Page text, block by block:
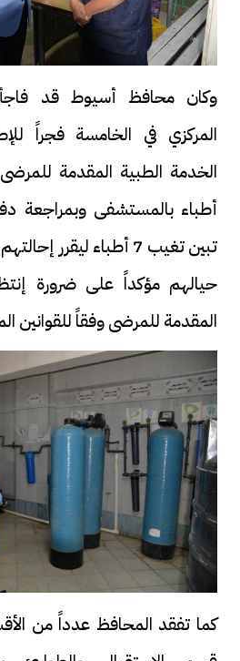
وكان محافظ أسيوط قد
المركزي في الخامسة فجراً
الخدمة الطبية المقدمة
أطباء بالمستشفى وبمراجعة
تبين تغيب 7 أطباء ليقرر
حيالهم مؤكداً على ضرورة
المقدمة للمرضى وفقاً للقوانين
كما تفقد المحافظ عدداً من